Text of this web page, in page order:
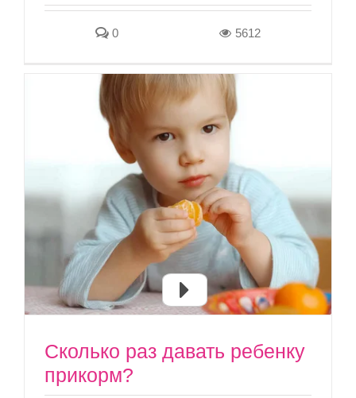
0 5612
Сколько раз давать ребенку
прикорм?